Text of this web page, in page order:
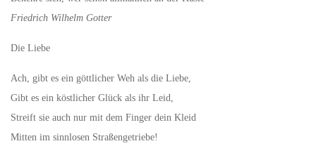
Friedrich Wilhelm Gotter
Die Liebe
Ach, gibt es ein göttlicher Weh als die Liebe,
Gibt es ein köstlicher Glück als ihr Leid,
Streift sie auch nur mit dem Finger dein Kleid
Mitten im sinnlosen Straßengetriebe!